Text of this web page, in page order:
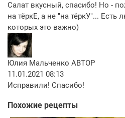
Салат вкусный, спасибо! Но -
на тёркЕ, а не "на тёркУ"... Есть
которых это важно)
Юлия Мальченко АВТОР
11.01.2021 08:13
Исправили! Спасибо!
Похожие рецепты